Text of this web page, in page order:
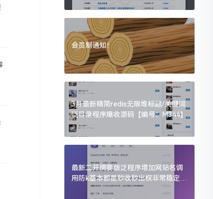
会员制通知！
3月最新精简redis无限堆标题/关键词
泛目录程序爆收源码【编号：M344】
最新二开摘要版泛程序增加网站名调
用防k基本都是秒收秒出权非常稳定
【编号：M433】